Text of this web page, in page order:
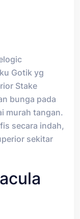
Gotik yg
Stake
bunga pada
murah tangan.
secara indah,
sekitar